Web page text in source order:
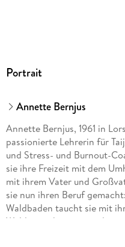
Portrait
Annette Bernjus
Annette Bernjus, 1961 in
passionierte Lehrerin für
und Stress- und Burnout-
sie ihre Freizeit mit dem
mit ihrem Vater und
sie nun ihren Beruf
Waldbaden taucht sie mit
Waldatmoshäre ein und